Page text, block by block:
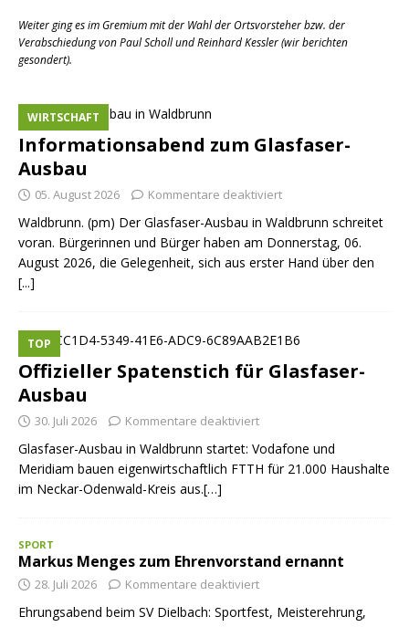
Weiter ging es im Gremium mit der Wahl der Ortsvorsteher bzw. der
Verabschiedung von Paul Scholl und Reinhard Kessler (wir berichten
gesondert).
Informationsabend zum Glasfaser-
Ausbau
WIRTSCHAFT
05. August 2026 Kommentare deaktiviert
Waldbrunn. (pm) Der Glasfaser-Ausbau in Waldbrunn schreitet
voran. Bürgerinnen und Bürger haben am Donnerstag, 06.
August 2026, die Gelegenheit, sich aus erster Hand über den
[...]
Offizieller Spatenstich für Glasfaser-
Ausbau
TOP
30. Juli 2026 Kommentare deaktiviert
Glasfaser-Ausbau in Waldbrunn startet: Vodafone und
Meridiam bauen eigenwirtschaftlich FTTH für 21.000 Haushalte
im Neckar-Odenwald-Kreis aus.[…]
SPORT
Markus Menges zum Ehrenvorstand ernannt
28. Juli 2026 Kommentare deaktiviert
Ehrungsabend beim SV Dielbach: Sportfest, Meisterehrung,